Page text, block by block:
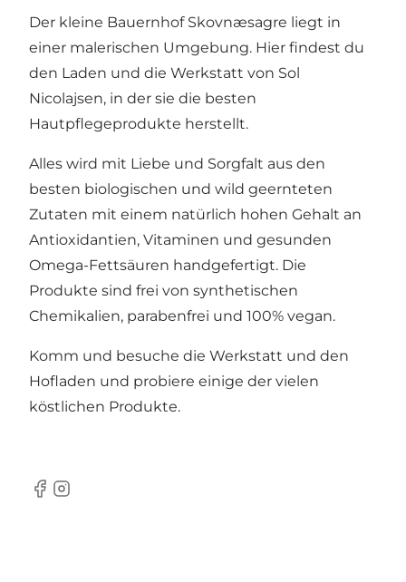
Der kleine Bauernhof Skovnæsagre liegt in
einer malerischen Umgebung. Hier findest du
den Laden und die Werkstatt von Sol
Nicolajsen, in der sie die besten
Hautpflegeprodukte herstellt.
Alles wird mit Liebe und Sorgfalt aus den
besten biologischen und wild geernteten
Zutaten mit einem natürlich hohen Gehalt an
Antioxidantien, Vitaminen und gesunden
Omega-Fettsäuren handgefertigt. Die
Produkte sind frei von synthetischen
Chemikalien, parabenfrei und 100% vegan.
Komm und besuche die Werkstatt und den
Hofladen und probiere einige der vielen
köstlichen Produkte.
Facebook
Instagram